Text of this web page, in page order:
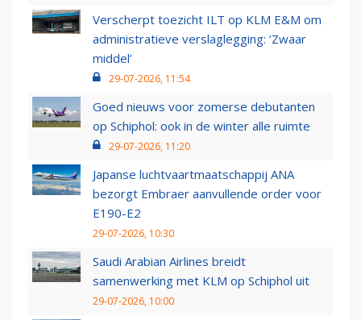
Verscherpt toezicht ILT op KLM E&M om
administratieve verslaglegging: ‘Zwaar
middel’
29-07-2026, 11:54
Goed nieuws voor zomerse debutanten
op Schiphol: ook in de winter alle ruimte
29-07-2026, 11:20
Japanse luchtvaartmaatschappij ANA
bezorgt Embraer aanvullende order voor
E190-E2
29-07-2026, 10:30
Saudi Arabian Airlines breidt
samenwerking met KLM op Schiphol uit
29-07-2026, 10:00